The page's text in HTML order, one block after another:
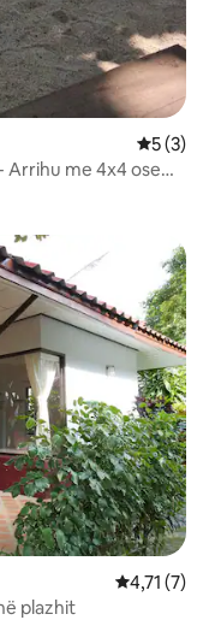
5 (3)
Arrihu me 4x4 ose
Vlerësimi
4,71 (7)
plazhit